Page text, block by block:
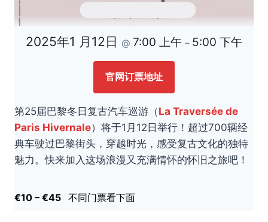
2025年1 月12日 @ 7:00 上午 – 5:00 下午
官网订票地址
第25届巴黎冬日复古汽车巡游（La Traversée de
Paris Hivernale）将于1月12日举行！超过700辆经
典车驶过巴黎街头，穿越时光，感受复古文化的独特
魅力。快来加入这场浪漫又充满情怀的怀旧之旅吧！
€10 – €45 不同门票看下面